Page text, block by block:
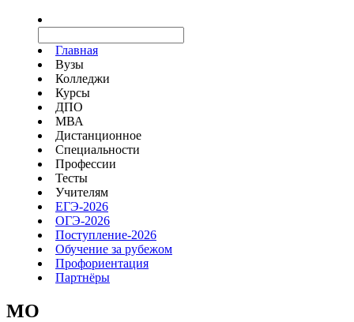
Главная
Вузы
Колледжи
Курсы
ДПО
МВА
Дистанционное
Специальности
Профессии
Тесты
Учителям
ЕГЭ-2026
ОГЭ-2026
Поступление-2026
Обучение за рубежом
Профориентация
Партнёры
MO